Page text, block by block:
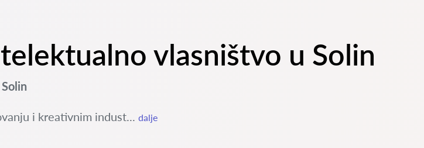
vlasništvo u Solin
i kreativnim indust... dalje